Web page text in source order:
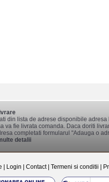
din lista de adrese disponibile adresa
va fie livrata comanda. Daca doriti
completati formularul "Adauga o
detalii
Login Contact| Termeni si conditii